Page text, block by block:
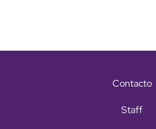
Contacto
Staff